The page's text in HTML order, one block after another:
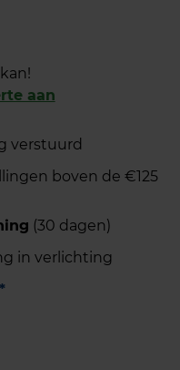
aan
verstuurd
boven de €125
(30 dagen)
in verlichting